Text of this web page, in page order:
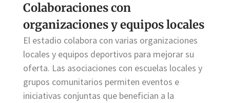
Colaboraciones con
organizaciones y equipos locales
El estadio colabora con varias organizaciones
locales y equipos deportivos para mejorar su
oferta. Las asociaciones con escuelas locales y
grupos comunitarios permiten eventos e
iniciativas conjuntas que benefician a la